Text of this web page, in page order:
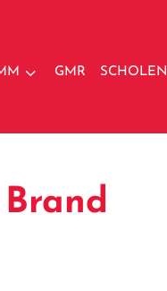
3 GMR SCHOLEN